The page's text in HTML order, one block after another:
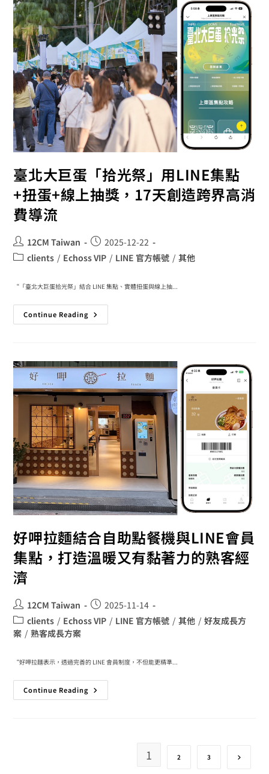
臺北大巨蛋「拾光祭」用LINE集點
+扭蛋+線上抽獎，17天創造跨界高消
費導流
12CM Taiwan
2025-12-22
clients / Echoss VIP / LINE 官方帳號 / 其他
“「臺北大巨蛋拾光祭」結合 LINE 集點、實體扭蛋與線上抽...
Continue Reading
好呷拉麵結合自助點餐機與LINE會員
集點，打造溫暖又有黏著力的熟客經
濟
12CM Taiwan
2025-11-14
clients / Echoss VIP / LINE 官方帳號 / 其他 / 好友成長方
案 / 熟客成長方案
“好呷拉麵表示，透過完善的 LINE 會員制度，不但能更精準...
Continue Reading
1 2 3